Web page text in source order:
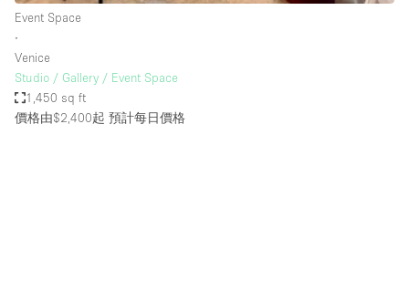
Stall / Market Stall
Unique Space
Warehouse
Event Space
∙
Venice
Studio / Gallery / Event Space
1,450 sq ft
價格由$2,400起 預計每日價格